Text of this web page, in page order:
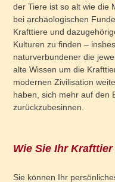
der Tiere ist so alt wie die
bei archäologischen
Krafttiere und
Kulturen zu finden –
naturverbundener die
alte Wissen um die
modernen Zivilisation
haben, sich mehr auf den
zurückzubesinnen.
Wie Sie Ihr
Sie können Ihr